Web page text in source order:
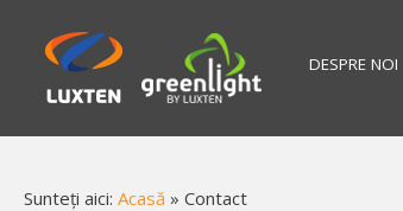
DESPRE NOI
Sunteți aici: Acasă » Contact